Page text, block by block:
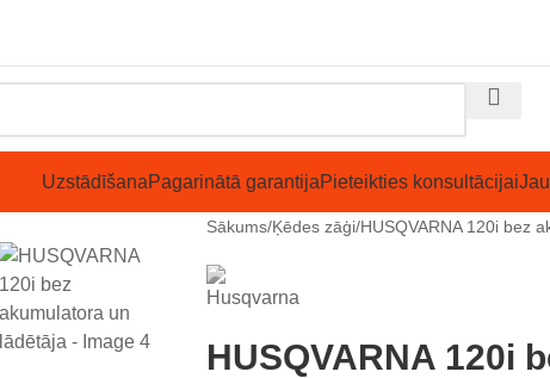
UzstādīšanaPagarinātā garantijaPieteikties konsultācijai
Sākums Ķēdes zāģi HUSQVARNA 120i bez
HUSQVARNA 120i